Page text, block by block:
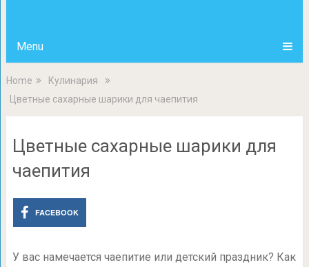
Menu
Home
Кулинария
Цветные сахарные шарики для чаепития
Цветные сахарные шарики для
чаепития
FACEBOOK
У вас намечается чаепитие или детский праздник? Как